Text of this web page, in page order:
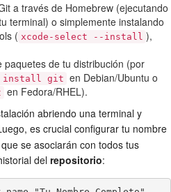
a través de Homebrew (ejecutando
terminal) o simplemente instalando
( xcode-select --install ),
paquetes de tu distribución (por
install git en Debian/Ubuntu o
en Fedora/RHEL).
abriendo una terminal y
es crucial configurar tu nombre
se asociarán con todos tus
del repositorio: